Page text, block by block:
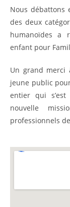
Nous débattons
des deux
humanoïdes a
enfant pour
Un grand merci
jeune public
entier qui
nouvelle
professionnels